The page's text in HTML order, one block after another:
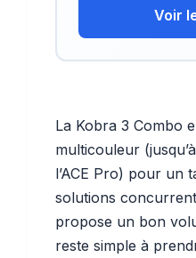
Voir
La Kobra 3 Combo
multicouleur
l’ACE Pro) pour un
solutions
propose un bon
reste simple à